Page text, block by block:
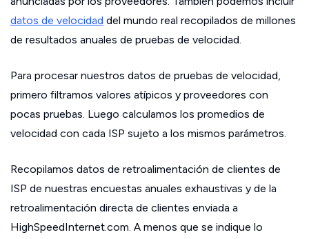
datos de velocidad del mundo real recopilados de millones
de resultados anuales de pruebas de velocidad.
Para procesar nuestros datos de pruebas de velocidad,
primero filtramos valores atípicos y proveedores con
pocas pruebas. Luego calculamos los promedios de
velocidad con cada ISP sujeto a los mismos parámetros.
Recopilamos datos de retroalimentación de clientes de
ISP de nuestras encuestas anuales exhaustivas y de la
retroalimentación directa de clientes enviada a
HighSpeedInternet.com. A menos que se indique lo